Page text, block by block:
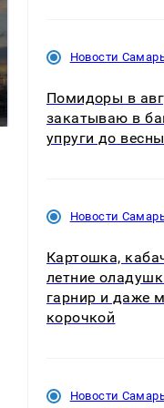
ажиотаж из-за
продукта: что
Новости
Помидоры в
закатываю в
упруги до весны
Новости
Картошка,
летние
гарнир и даже
корочкой
Новости